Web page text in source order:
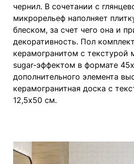
чернил. В сочетании с
микрорельеф наполняет
блеском, за счет чего она и
декоративность. Пол
керамогранитом с текстурой
sugar-эффектом в формате
дополнительного элемента
керамогранитная доска с
12,5х50 см.